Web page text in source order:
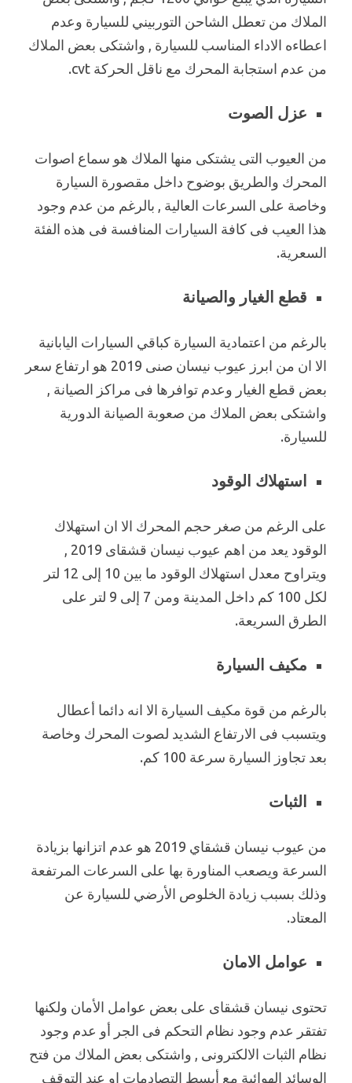
الملاك من تعطل الشاحن التوربيني للسيارة وعدم
اعطاءه الاداء المناسب للسيارة , واشتكى بعض الملاك
من عدم استجابة المحرك مع ناقل الحركة cvt.
عزل الصوت
من العيوب التى يشتكى منها الملاك هو سماع اصوات
المحرك والطريق بوضوح داخل مقصورة السيارة
وخاصة على السرعات العالية , بالرغم من عدم وجود
هذا العيب فى كافة السيارات المنافسة فى هذه الفئة
السعرية.
قطع الغيار والصيانة
بالرغم من اعتمادية السيارة كباقي السيارات اليابانية
الا ان من ابرز عيوب نيسان صنى 2019 هو ارتفاع سعر
بعض قطع الغيار وعدم توافرها فى مراكز الصيانة ,
واشتكى بعض الملاك من صعوبة الصيانة الدورية
للسيارة.
استهلاك الوقود
على الرغم من صغر حجم المحرك الا ان استهلاك
الوقود يعد من اهم عيوب نيسان قشقاى 2019 ,
ويتراوح معدل استهلاك الوقود ما بين 10 إلى 12 لتر
لكل 100 كم داخل المدينة ومن 7 إلى 9 لتر على
الطرق السريعة.
مكيف السيارة
بالرغم من قوة مكيف السيارة الا انه دائما أعطال
ويتسبب فى الارتفاع الشديد لصوت المحرك وخاصة
بعد تجاوز السيارة سرعة 100 كم.
الثبات
من عيوب نيسان قشقاي 2019 هو عدم اتزانها بزيادة
السرعة ويصعب المناورة بها على السرعات المرتفعة
وذلك بسبب زيادة الخلوص الأرضي للسيارة عن
المعتاد.
عوامل الامان
تحتوى نيسان قشقاى على بعض عوامل الأمان ولكنها
تفتقر عدم وجود نظام التحكم فى الجر أو عدم وجود
نظام الثبات الالكترونى , واشتكى بعض الملاك من فتح
الوسائد الهوائية مع أبسط التصادمات او عند التوقف